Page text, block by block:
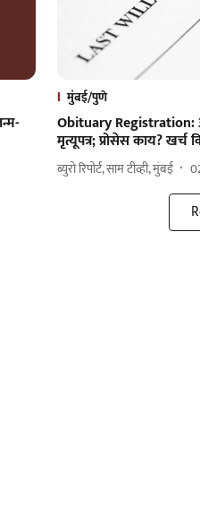
मुंबई/पुणे
Obituary Registration:
मृत्यूपत्र; प्रोसेस काय? खर्च
ब्युरो रिपोर्ट, साम टीव्ही, मुंबई